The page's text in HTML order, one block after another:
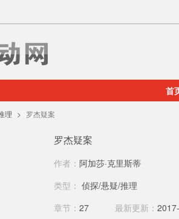
首
理 罗杰疑案
罗杰疑案
作者： 阿加莎·克里斯蒂
类型： 侦探/悬疑/推理
章节： 27 最新更新：